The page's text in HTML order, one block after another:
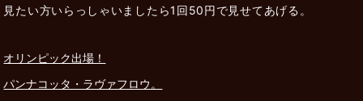
見たい方いらっしゃいましたら1回50円で見せてあげる。
オリンピック出場！
パンナコッタ・ラヴァフロウ。